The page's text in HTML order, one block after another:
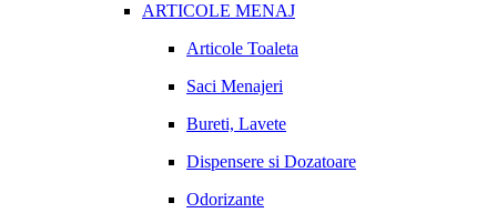
ARTICOLE MENAJ
Articole Toaleta
Saci Menajeri
Bureti, Lavete
Dispensere si Dozatoare
Odorizante